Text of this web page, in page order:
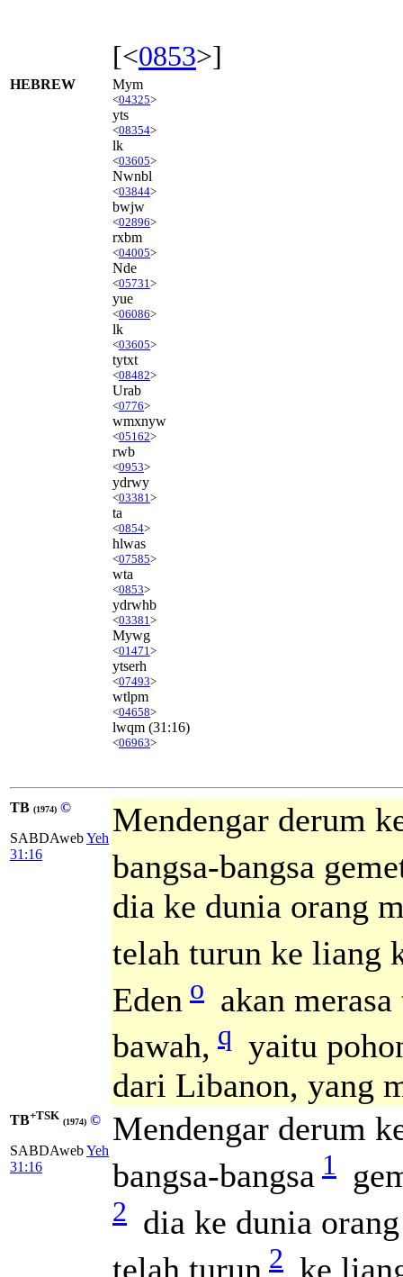
[<0853>]
HEBREW Mym
<04325>
yts
<08354>
lk
<03605>
Nwnbl
<03844>
bwjw
<02896>
rxbm
<04005>
Nde
<05731 >
yue
<06086>
lk
<03605>
tytxt
<08482>
Urab
<0776>
wmxnyw
<05162>
rwb
<0953>
ydrwy
<03381 >
ta
<0854>
hlwas
<07585>
wta
<0853>
ydrwhb
<03381 >
Mywg
<01471 >
ytserh
<07493>
wtlpm
<04658>
lwqm (31:16)
<06963>
TB (1974) ©
SABDAwebYeh
31:16
Mendengar derum
bangsa-bangsa
dia ke dunia orang
telah turun ke liang
Eden o akan
bawah, q yaitu
dari Libanon, yang
TB+TSK (1974) ©
SABDAwebYeh
31:16
Mendengar derum
bangsa-bangsa 1
2 dia ke dunia
telah turun 2 ke